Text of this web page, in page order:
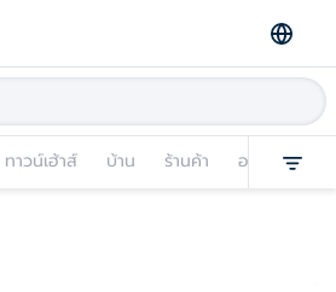
ทาวน์เฮ้าส์ บ้าน ร้านค้า อาคารพาณิช